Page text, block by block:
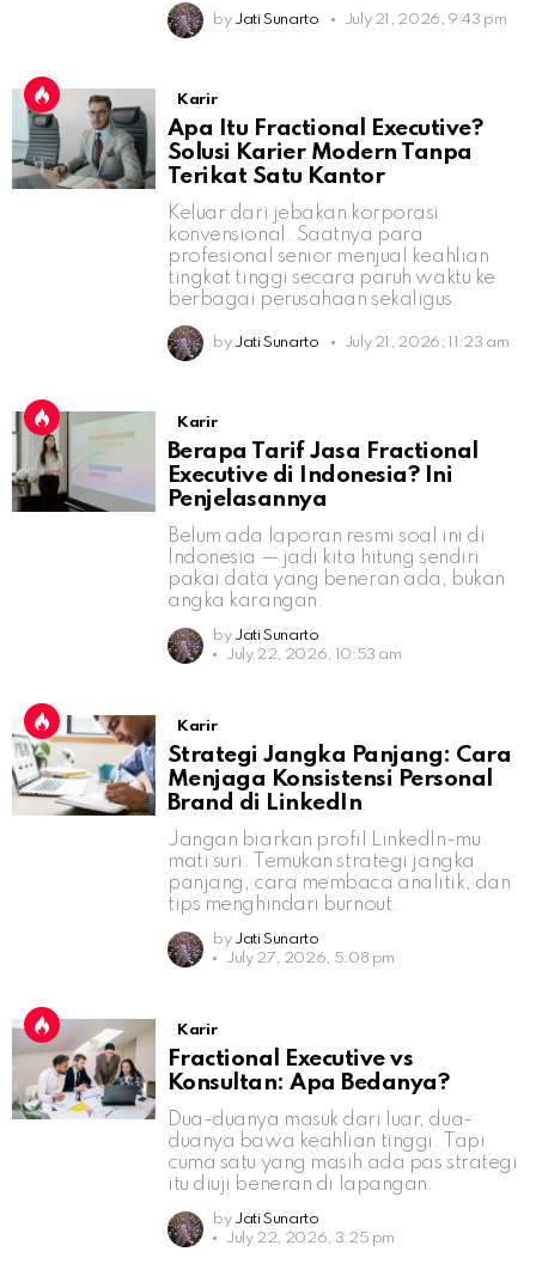
by Jati Sunarto July 21, 2026, 9:43 pm
Karir
Apa Itu Fractional Executive?
Solusi Karier Modern Tanpa
Terikat Satu Kantor
Keluar dari jebakan korporasi
konvensional. Saatnya para
profesional senior menjual keahlian
tingkat tinggi secara paruh waktu ke
berbagai perusahaan sekaligus.
by Jati Sunarto July 21, 2026, 11:23 am
Karir
Berapa Tarif Jasa Fractional
Executive di Indonesia? Ini
Penjelasannya
Belum ada laporan resmi soal ini di
Indonesia — jadi kita hitung sendiri
pakai data yang beneran ada, bukan
angka karangan.
by Jati Sunarto
July 22, 2026, 10:53 am
Karir
Strategi Jangka Panjang: Cara
Menjaga Konsistensi Personal
Brand di LinkedIn
Jangan biarkan profil LinkedIn-mu
mati suri. Temukan strategi jangka
panjang, cara membaca analitik, dan
tips menghindari burnout.
by Jati Sunarto
July 27, 2026, 5:08 pm
Karir
Fractional Executive vs
Konsultan: Apa Bedanya?
Dua-duanya masuk dari luar, dua-
duanya bawa keahlian tinggi. Tapi
cuma satu yang masih ada pas strategi
itu diuji beneran di lapangan.
by Jati Sunarto
July 22, 2026, 3:25 pm